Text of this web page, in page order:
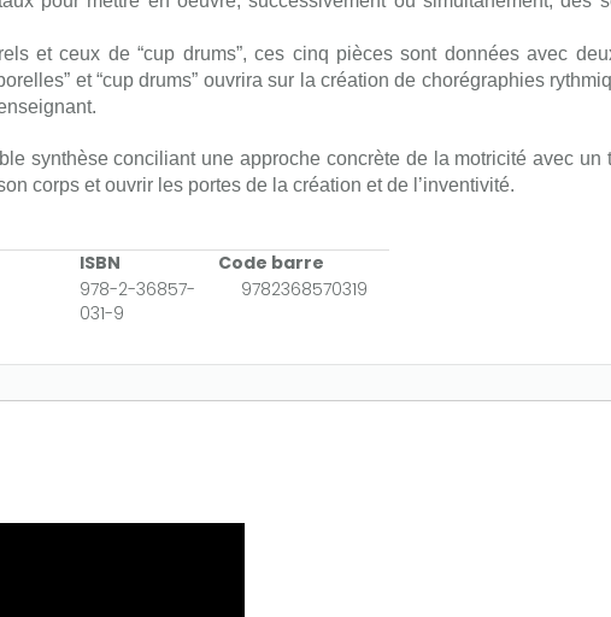
et ceux de “cup drums”, ces cinq pièces sont données avec
et “cup drums” ouvrira sur la création de chorégraphies
synthèse conciliant une approche concrète de la motricité avec
corps et ouvrir les portes de la création et de l’inventivité.
ISBN
Code barre
978-2-36857-
031-9
9782368570319